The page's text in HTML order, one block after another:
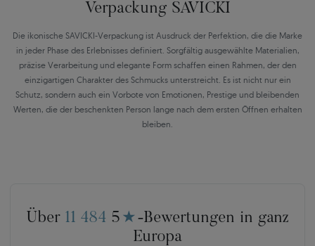
Verpackung SAVICKI
Die ikonische SAVICKI-Verpackung ist Ausdruck der Perfektion, die die Marke
in jeder Phase des Erlebnisses definiert. Sorgfältig ausgewählte Materialien,
präzise Verarbeitung und elegante Form schaffen einen Rahmen, der den
einzigartigen Charakter des Schmucks unterstreicht. Es ist nicht nur ein
Schutz, sondern auch ein Vorbote von Emotionen, Prestige und bleibenden
Werten, die der beschenkten Person lange nach dem ersten Öffnen erhalten
bleiben.
Über 11 484 5 ★ -Bewertungen in ganz
Europa